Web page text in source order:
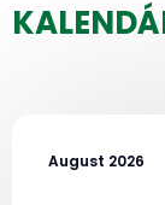
August 2026